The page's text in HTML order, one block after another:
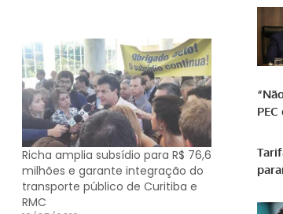
Richa amplia subsídio para R$ 76,6
milhões e garante integração do
transporte público de Curitiba e